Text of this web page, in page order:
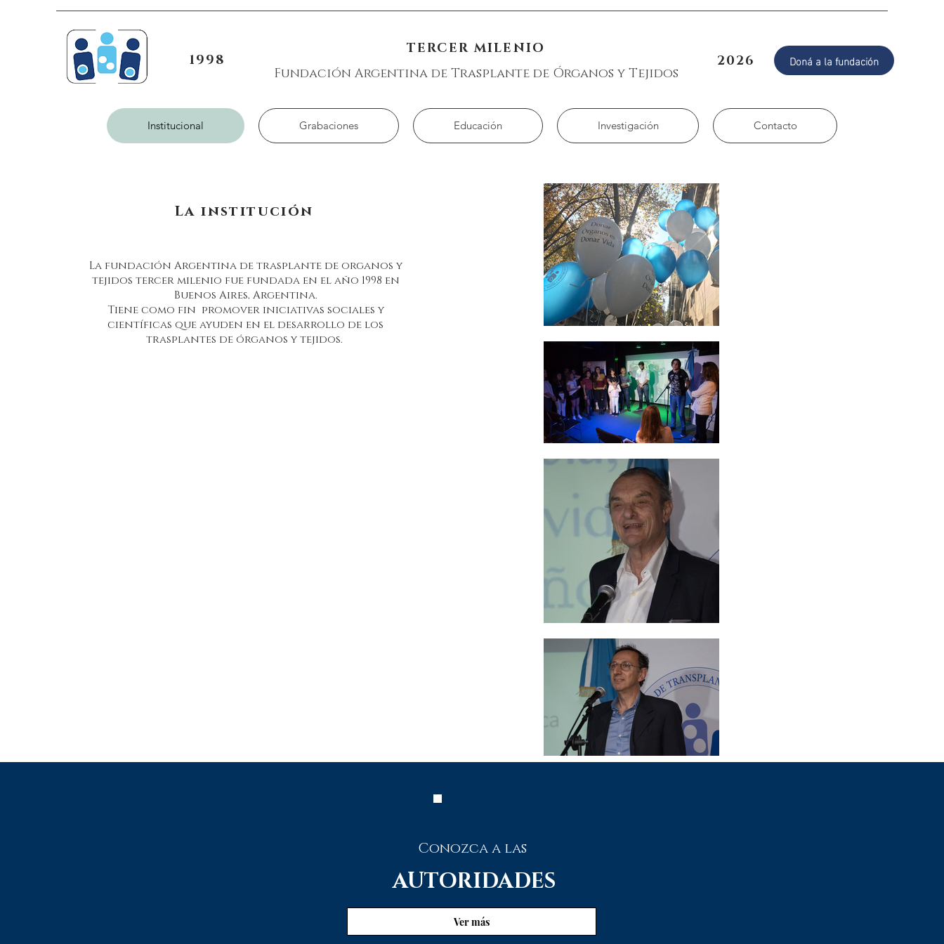
1998
TERCER MILENIO
Fundación Argentina de Trasplante de Órganos y Tejidos
2026 Doná a la fundación
Institucional Grabaciones Educación Investigación Contacto
La institución
La fundación Argentina de trasplante de organos y
tejidos tercer milenio fue fundada en el año 1998 en
Buenos Aires, Argentina.
Tiene como fin promover iniciativas sociales y
científicas que ayuden en el desarrollo de los
trasplantes de órganos y tejidos.
Conozca a las
AUTORIDADES
Ver más